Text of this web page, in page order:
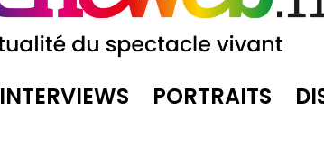
INTERVIEWS PORTRAITS